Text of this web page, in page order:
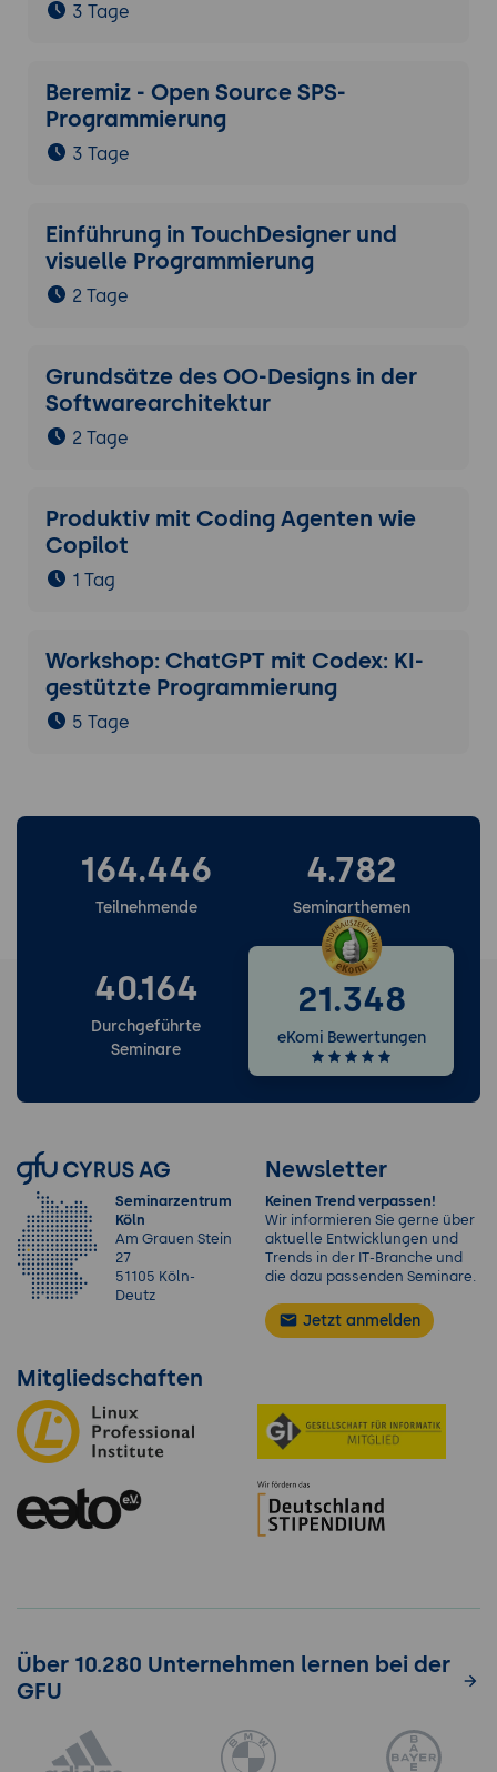
3 Tage
Beremiz - Open Source SPS-
Programmierung
3 Tage
Einführung in TouchDesigner und
visuelle Programmierung
2 Tage
Grundsätze des OO-Designs in der
Softwarearchitektur
2 Tage
Produktiv mit Coding Agenten wie
Copilot
1 Tag
Workshop: ChatGPT mit Codex: KI-
gestützte Programmierung
5 Tage
164.446
Teilnehmende
4.782
Seminarthemen
40.164
Durchgeführte
Seminare
21.348
eKomi Bewertungen
Seminarzentrum
Köln
Am Grauen Stein
27
51105 Köln-
Deutz
Newsletter
Keinen Trend verpassen!
Wir informieren Sie gerne über
aktuelle Entwicklungen und
Trends in der IT-Branche und
die dazu passenden Seminare.
Jetzt anmelden
Mitgliedschaften
Über 10.280 Unternehmen lernen bei der
GFU